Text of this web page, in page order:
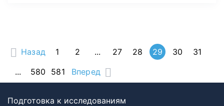
Назад 1 2 ... 27 28 29 30
31
...
580 581 Вперед
Подготовка к исследованиям